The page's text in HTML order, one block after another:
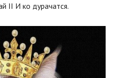
II И ко дурачатся.